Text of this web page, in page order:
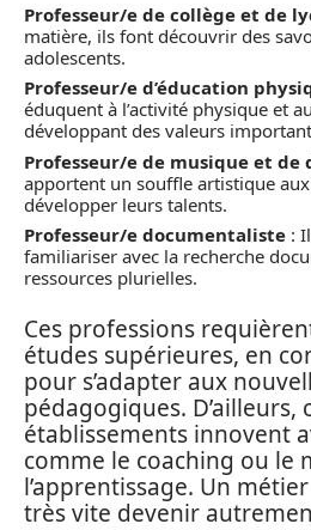
Professeur/e de collège et de
matière, ils font découvrir des
adolescents.
Professeur/e d’éducation
éduquent à l’activité physique et
développant des valeurs
Professeur/e de musique et de
apportent un souffle artistique
développer leurs talents.
Professeur/e documentaliste :
familiariser avec la recherche
ressources plurielles.
Ces professions
études supérieures, en
pour s’adapter aux
pédagogiques. D’ailleurs,
établissements innovent
comme le coaching ou le
l’apprentissage. Un
très vite devenir